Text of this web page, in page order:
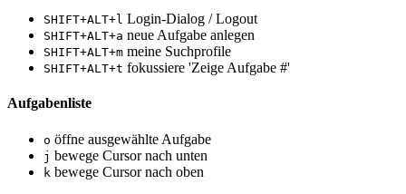
SHIFT+ALT+l Login-Dialog / Logout
SHIFT+ALT+a neue Aufgabe anlegen
SHIFT+ALT+m meine Suchprofile
SHIFT+ALT+t fokussiere 'Zeige Aufgabe #'
Aufgabenliste
o öffne ausgewählte Aufgabe
j bewege Cursor nach unten
k bewege Cursor nach oben